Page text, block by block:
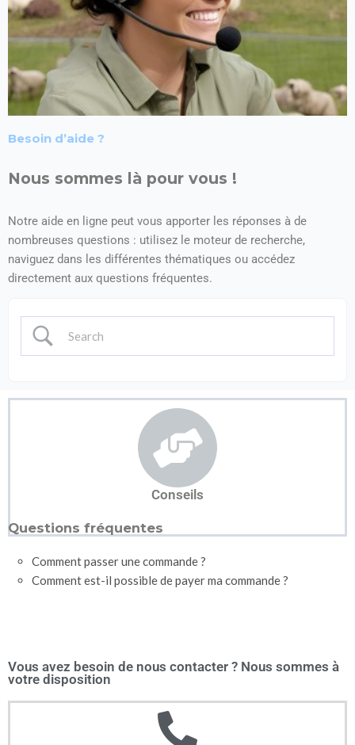
Besoin d’aide ?
Nous sommes là pour vous !
Notre aide en ligne peut vous apporter les réponses à de
nombreuses questions : utilisez le moteur de recherche,
naviguez dans les différentes thématiques ou accédez
directement aux questions fréquentes.
Conseils
Questions fréquentes
Comment passer une commande ?
Comment est-il possible de payer ma commande ?
Vous avez besoin de nous contacter ? Nous sommes à
votre disposition